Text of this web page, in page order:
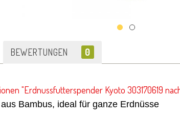
BEWERTUNGEN 0
"Erdnussfutterspender Kyoto 303170619
Bambus, ideal für ganze Erdnüsse